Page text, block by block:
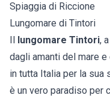
Spiaggia di Riccione
Lungomare di Tintori
lungomare Tintori, a
dagli amanti del mare
in tutta Italia per la sua
è un vero paradiso per